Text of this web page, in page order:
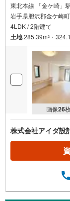
東北本線 「金ケ崎」
岩手県胆沢郡金ケ崎
4LDK / 2階建て
土地285.39m2 ・
画像26
株式会社アイダ設